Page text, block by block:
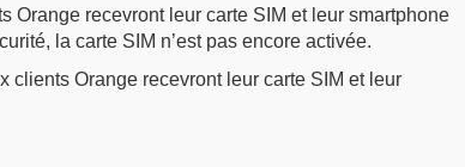
Orange recevront leur carte SIM et leur smartphone
la carte SIM n’est pas encore activée.
clients Orange recevront leur carte SIM et leur